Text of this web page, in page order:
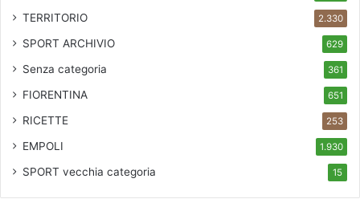
TERRITORIO 2.330
SPORT ARCHIVIO 629
Senza categoria 361
FIORENTINA 651
RICETTE 253
EMPOLI 1.930
SPORT vecchia categoria 15